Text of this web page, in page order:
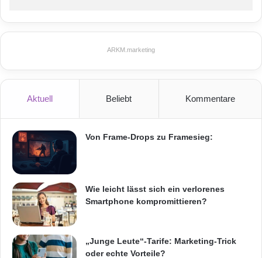
ARKM.marketing
Aktuell Beliebt Kommentare
Von Frame-Drops zu Framesieg:
Wie leicht lässt sich ein verlorenes
Smartphone kompromittieren?
„Junge Leute“-Tarife: Marketing-Trick
oder echte Vorteile?